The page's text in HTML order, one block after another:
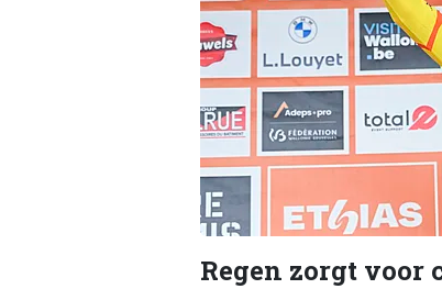
Regen zorgt voor